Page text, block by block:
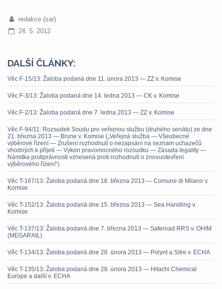
redakce (sar)
24. 5. 2012
DALŠÍ ČLÁNKY:
Věc F-15/13: Žaloba podaná dne 11. února 2013 — ZZ v. Komise
Věc F-3/13: Žaloba podaná dne 14. ledna 2013 — CK v. Komise
Věc F-2/13: Žaloba podaná dne 7. ledna 2013 — ZZ v. Komise
Věc F-94/11: Rozsudek Soudu pro veřejnou službu (druhého senátu) ze dne
21. března 2013 — Brune v. Komise („Veřejná služba — Všeobecné
výběrové řízení — Zrušení rozhodnutí o nezapsání na seznam uchazečů
vhodných k přijetí — Výkon pravomocného rozsudku — Zásada legality —
Námitka protiprávnosti vznesená proti rozhodnutí o znovuotevření
výběrového řízení“)
Věc T-167/13: Žaloba podaná dne 18. března 2013 — Comune di Milano v.
Komise
Věc T-152/13: Žaloba podaná dne 15. března 2013 — Sea Handling v.
Komise
Věc T-137/13: Žaloba podaná dne 7. března 2013 — Saferoad RRS v. OHIM
(MEGARAIL)
Věc T-134/13: Žaloba podaná dne 28. února 2013 — Polynt a Sitre v. ECHA
Věc T-135/13: Žaloba podaná dne 28. února 2013 — Hitachi Chemical
Europe a další v. ECHA